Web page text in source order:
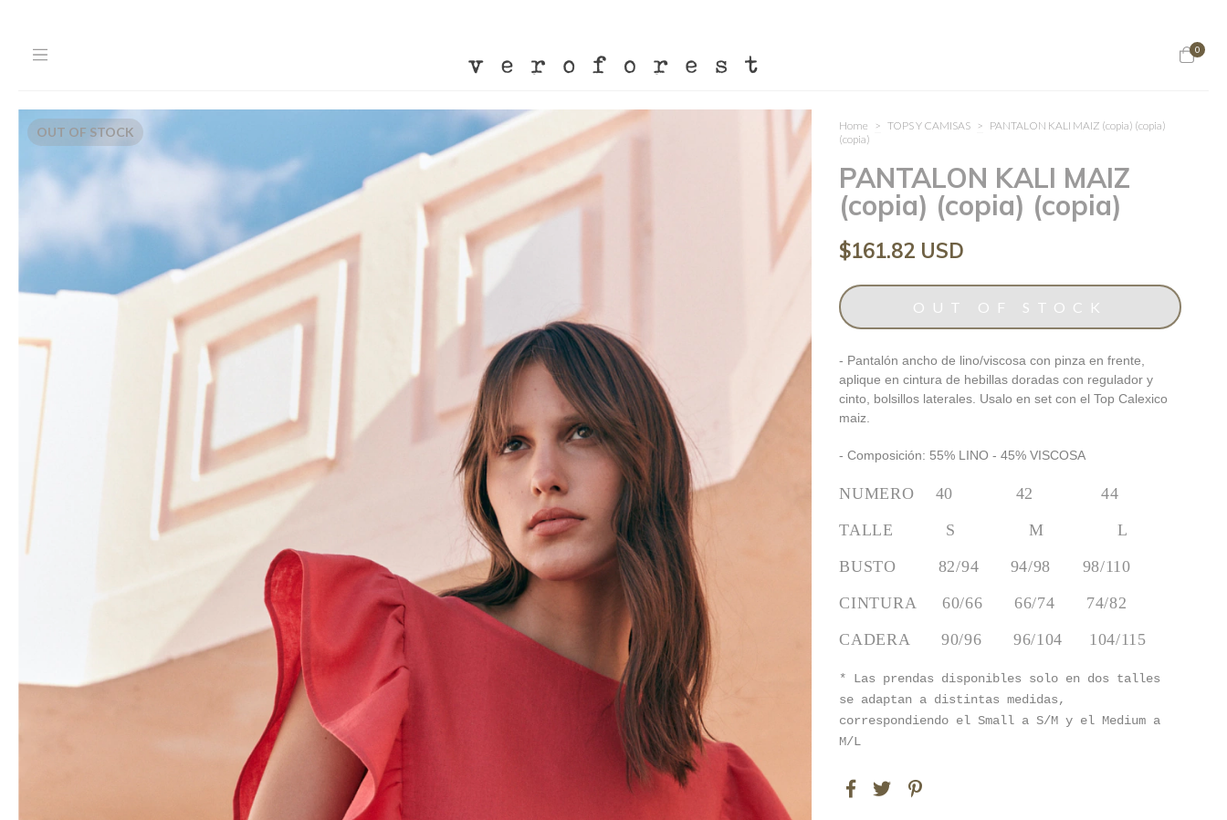
0
OUT OF STOCK Home > TOPS Y CAMISAS > PANTALON KALI MAIZ (copia) (copia)
(copia)
PANTALON KALI MAIZ
(copia) (copia) (copia)
$161.82 USD
- Pantalón ancho de lino/viscosa con pinza en frente,
aplique en cintura de hebillas doradas con regulador y
cinto, bolsillos laterales. Usalo en set con el Top Calexico
maiz.
- Composición: 55% LINO - 45% VISCOSA
NUMERO    40            42             44
TALLE          S              M              L
BUSTO        82/94      94/98      98/110
CINTURA     60/66      66/74      74/82
CADERA      90/96      96/104     104/115
* Las prendas disponibles solo en dos talles
se adaptan a distintas medidas,
correspondiendo el Small a S/M y el Medium a
M/L